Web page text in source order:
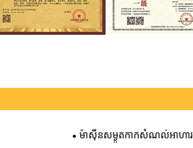
ម៉ាស៊ីនសម្ងួតកាកសំណល់អាហារ